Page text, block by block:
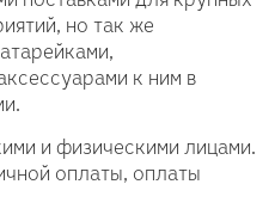
но так же
к ним в
и физическими лицами.
оплаты, оплаты